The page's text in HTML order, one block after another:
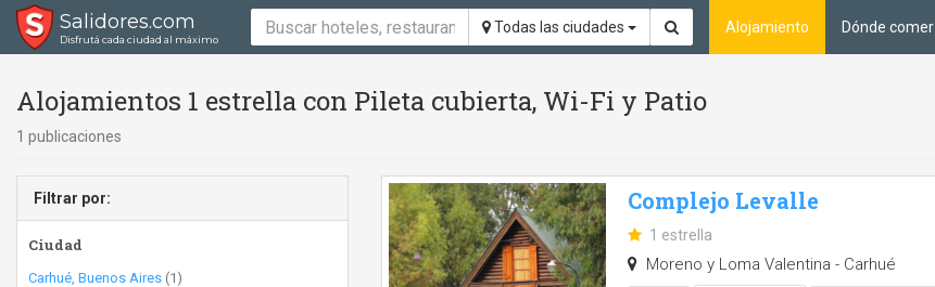
Salidores.com
Disfrutá cada ciudad al máximo
Todas las ciudades Alojamiento Dónde comer
Alojamientos 1 estrella con Pileta cubierta, Wi-Fi y Patio
1 publicaciones
Filtrar por:
Ciudad
Carhué, Buenos Aires (1)
Complejo Levalle
1 estrella
Moreno y Loma Valentina - Carhué